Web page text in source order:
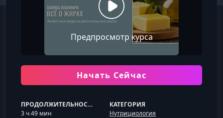
Предпросмотр курса
Начать Сейчас
ПРОДОЛЖИТЕЛЬНОСТЬ
3 ч 49 мин
КАТЕГОРИЯ
Нутрициология